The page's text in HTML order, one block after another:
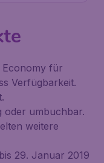
Economy für
Verfügbarkeit.
oder umbuchbar.
weitere
29. Januar 2019